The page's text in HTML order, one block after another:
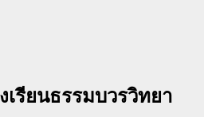
รียนธรรมบวรวิทยา